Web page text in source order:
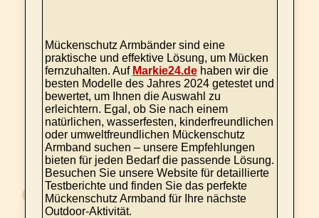
Mückenschutz Armbänder sind eine
praktische und effektive Lösung, um Mücken
fernzuhalten. Auf Markie24.dehaben wir die
besten Modelle des Jahres 2024 getestet und
bewertet, um Ihnen die Auswahl zu
erleichtern. Egal, ob Sie nach einem
natürlichen, wasserfesten, kinderfreundlichen
oder umweltfreundlichen Mückenschutz
Armband suchen – unsere Empfehlungen
bieten für jeden Bedarf die passende Lösung.
Besuchen Sie unsere Website für detaillierte
Testberichte und finden Sie das perfekte
Mückenschutz Armband für Ihre nächste
Outdoor-Aktivität.